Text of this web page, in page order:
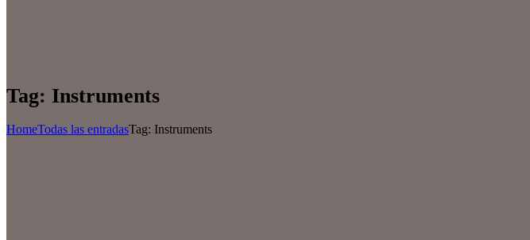
Tag: Instruments
HomeTodas las entradasTag: Instruments